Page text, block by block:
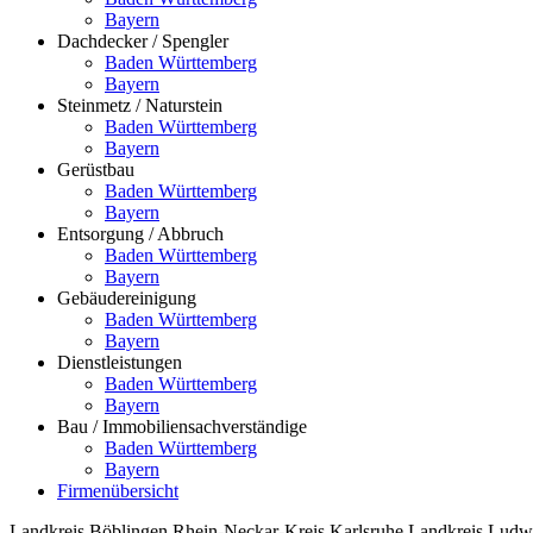
Bayern
Dachdecker / Spengler
Baden Württemberg
Bayern
Steinmetz / Naturstein
Baden Württemberg
Bayern
Gerüstbau
Baden Württemberg
Bayern
Entsorgung / Abbruch
Baden Württemberg
Bayern
Gebäudereinigung
Baden Württemberg
Bayern
Dienstleistungen
Baden Württemberg
Bayern
Bau / Immobiliensachverständige
Baden Württemberg
Bayern
Firmenübersicht